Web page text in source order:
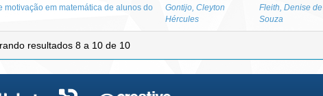
motivação em matemática de alunos do
Gontijo, Cleyton
Hércules
Fleith, Denise de
Souza
resultados 8 a 10 de 10